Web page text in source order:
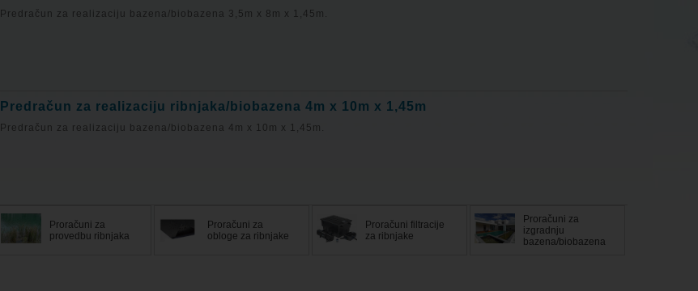
Predračun za realizaciju bazena/biobazena 3,5m x 8m x 1,45m.
Predračun za realizaciju ribnjaka/biobazena 4m x 10m x 1,45m
Predračun za realizaciju bazena/biobazena 4m x 10m x 1,45m.
Proračuni za
provedbu ribnjaka
Proračuni za
obloge za ribnjake
Proračuni filtracije
za ribnjake
Proračuni za
izgradnju
bazena/biobazena